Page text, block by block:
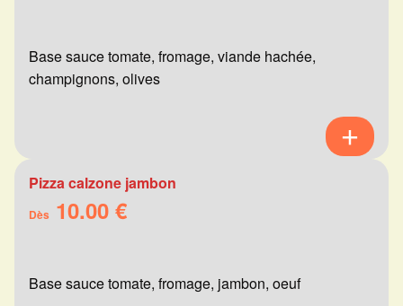
Base sauce tomate, fromage, viande hachée,
champignons, olives
Pizza calzone jambon
Dès 10.00 €
Base sauce tomate, fromage, jambon, oeuf